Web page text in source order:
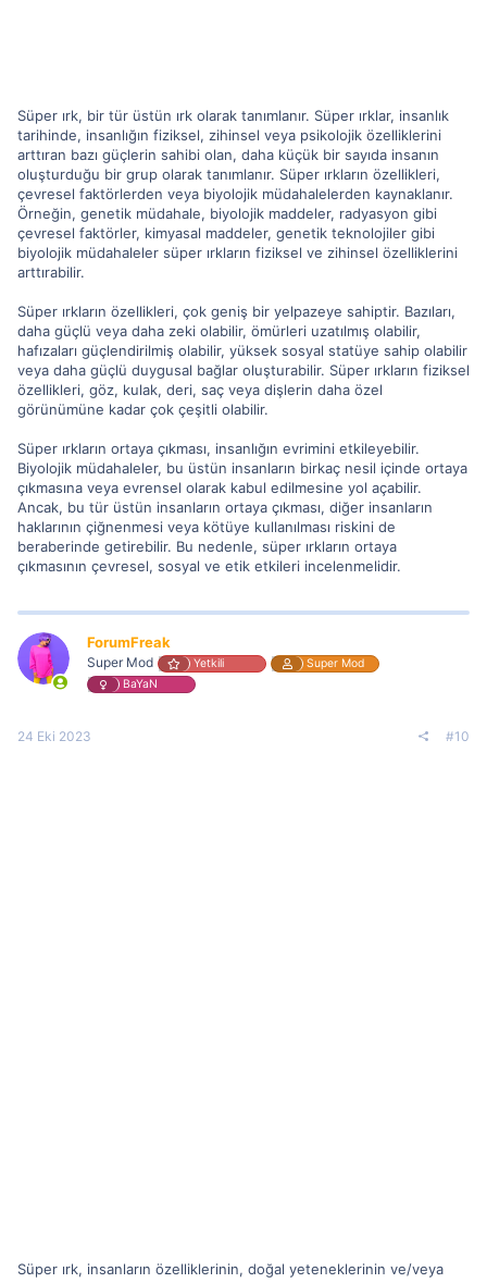
Süper ırk, bir tür üstün ırk olarak tanımlanır. Süper ırklar, insanlık
tarihinde, insanlığın fiziksel, zihinsel veya psikolojik özelliklerini
arttıran bazı güçlerin sahibi olan, daha küçük bir sayıda insanın
oluşturduğu bir grup olarak tanımlanır. Süper ırkların özellikleri,
çevresel faktörlerden veya biyolojik müdahalelerden kaynaklanır.
Örneğin, genetik müdahale, biyolojik maddeler, radyasyon gibi
çevresel faktörler, kimyasal maddeler, genetik teknolojiler gibi
biyolojik müdahaleler süper ırkların fiziksel ve zihinsel özelliklerini
arttırabilir.
Süper ırkların özellikleri, çok geniş bir yelpazeye sahiptir. Bazıları,
daha güçlü veya daha zeki olabilir, ömürleri uzatılmış olabilir,
hafızaları güçlendirilmiş olabilir, yüksek sosyal statüye sahip olabilir
veya daha güçlü duygusal bağlar oluşturabilir. Süper ırkların fiziksel
özellikleri, göz, kulak, deri, saç veya dişlerin daha özel
görünümüne kadar çok çeşitli olabilir.
Süper ırkların ortaya çıkması, insanlığın evrimini etkileyebilir.
Biyolojik müdahaleler, bu üstün insanların birkaç nesil içinde ortaya
çıkmasına veya evrensel olarak kabul edilmesine yol açabilir.
Ancak, bu tür üstün insanların ortaya çıkması, diğer insanların
haklarının çiğnenmesi veya kötüye kullanılması riskini de
beraberinde getirebilir. Bu nedenle, süper ırkların ortaya
çıkmasının çevresel, sosyal ve etik etkileri incelenmelidir.
ForumFreak
Super Mod Yetkili
Super Mod
BaYaN
24 Eki 2023 #10
Süper ırk, insanların özelliklerinin, doğal yeteneklerinin ve/veya